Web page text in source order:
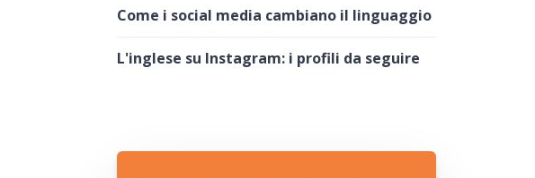
Come i social media cambiano il linguaggio
L'inglese su Instagram: i profili da seguire